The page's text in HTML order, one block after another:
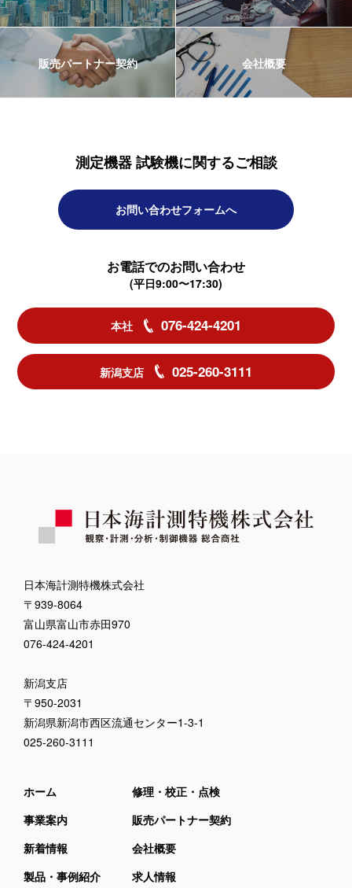
販売パートナー契約 会社概要
測定機器 試験機に関するご相談
お問い合わせフォームへ
お電話でのお問い合わせ
(平日9:00〜17:30)
本社 076-424-4201
新潟支店 025-260-3111
日本海計測特機株式会社
〒939-8064
富山県富山市赤田970
076-424-4201
新潟支店
〒950-2031
新潟県新潟市西区流通センター1-3-1
025-260-3111
ホーム
事業案内
新着情報
製品・事例紹介
修理・校正・点検
販売パートナー契約
会社概要
求人情報